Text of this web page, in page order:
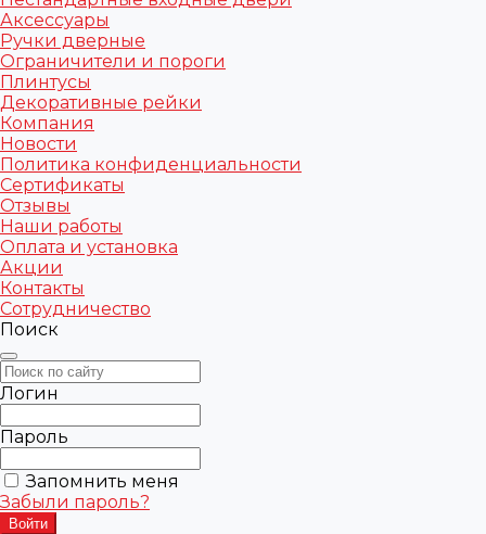
Аксессуары
Ручки дверные
Ограничители и пороги
Плинтусы
Декоративные рейки
Компания
Новости
Политика конфиденциальности
Сертификаты
Отзывы
Наши работы
Оплата и установка
Акции
Контакты
Сотрудничество
Поиск
Логин
Пароль
Запомнить меня
Забыли пароль?